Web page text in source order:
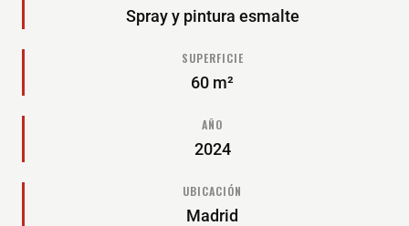
Spray y pintura esmalte
SUPERFICIE
60 m²
AÑO
2024
UBICACIÓN
Madrid